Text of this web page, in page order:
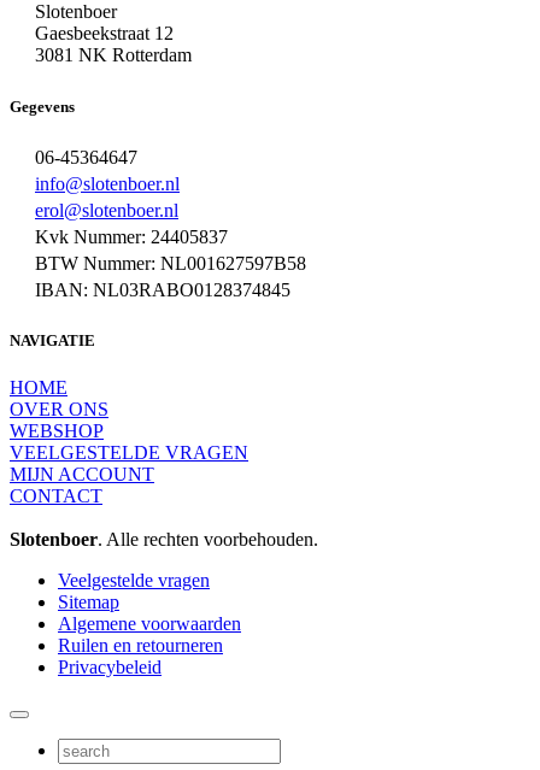
Slotenboer
Gaesbeekstraat 12
3081 NK Rotterdam
Gegevens
06-45364647
info@slotenboer.nl
erol@slotenboer.nl
Kvk Nummer: 24405837
BTW Nummer: NL001627597B58
IBAN: NL03RABO0128374845
NAVIGATIE
HOME
OVER ONS
WEBSHOP
VEELGESTELDE VRAGEN
MIJN ACCOUNT
CONTACT
Slotenboer. Alle rechten voorbehouden.
Veelgestelde vragen
Sitemap
Algemene voorwaarden
Ruilen en retourneren
Privacybeleid